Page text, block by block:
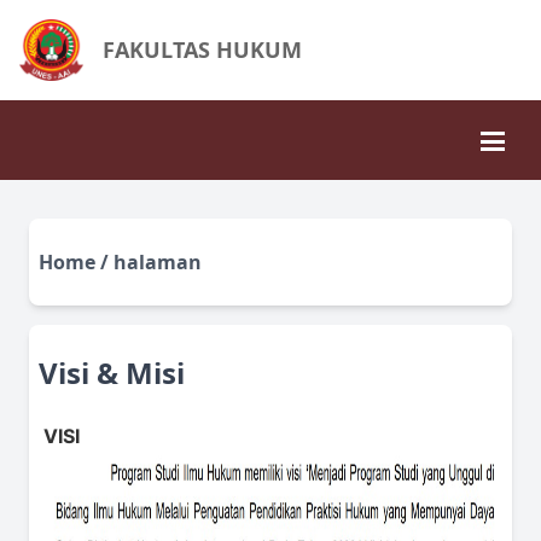
FAKULTAS HUKUM
Home / halaman
Visi & Misi
VISI